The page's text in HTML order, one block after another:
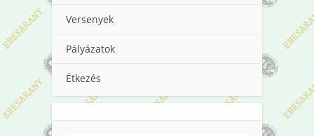
Versenyek
Pályázatok
Étkezés